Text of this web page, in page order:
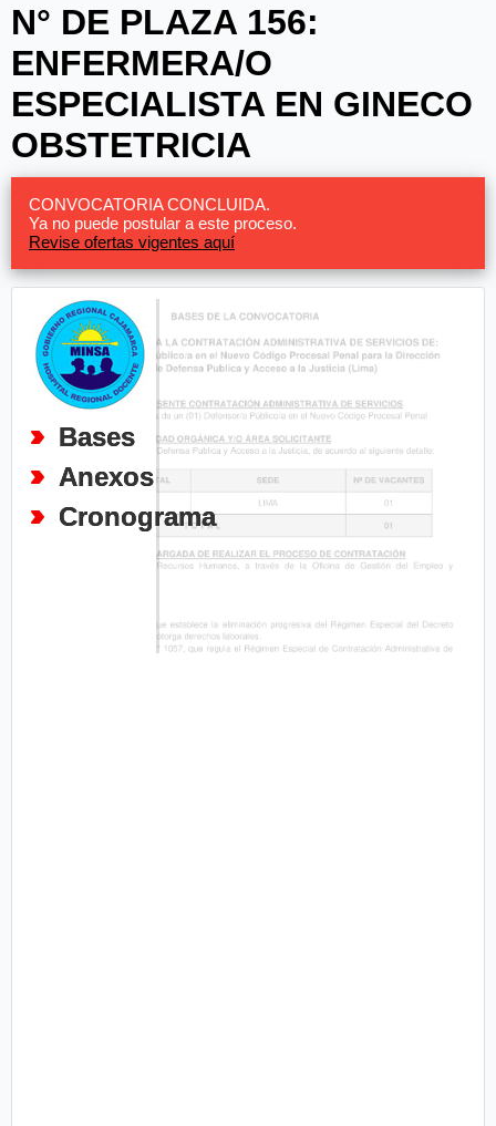
N° DE PLAZA 156:
ENFERMERA/O
ESPECIALISTA EN GINECO
OBSTETRICIA
CONVOCATORIA CONCLUIDA.
Ya no puede postular a este proceso.
Revise ofertas vigentes aquí
Bases
Anexos
Cronograma